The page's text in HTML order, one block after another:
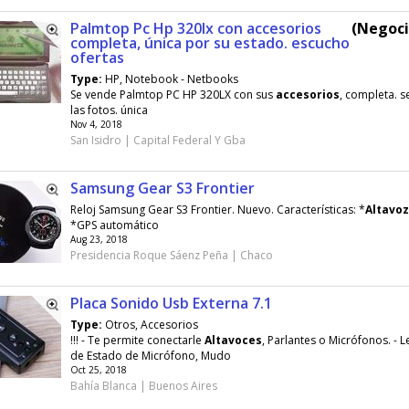
Palmtop Pc Hp 320lx con accesorios
completa, única por su estado. escucho
ofertas
Type: HP, Notebook - Netbooks
Se vende Palmtop PC HP 320LX con sus accesorios, completa.
las fotos. única
Nov 4, 2018
San Isidro | Capital Federal Y Gba
Samsung Gear S3 Frontier
Reloj Samsung Gear S3 Frontier. Nuevo. Características: *Altavoz
*GPS automático
Aug 23, 2018
Presidencia Roque Sáenz Peña | Chaco
Placa Sonido Usb Externa 7.1
Type: Otros, Accesorios
!!! - Te permite conectarle Altavoces, Parlantes o Micrófonos. -
de Estado de Micrófono, Mudo
Oct 25, 2018
Bahía Blanca | Buenos Aires